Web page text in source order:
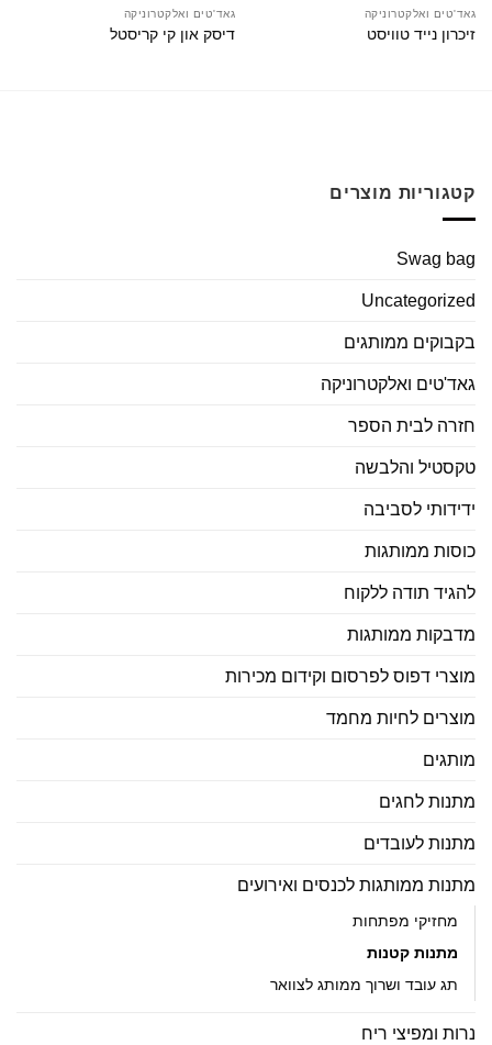
גאד'טים ואלקטרוניקה
זיכרון נייד טוויסט
גאד'טים ואלקטרוניקה
דיסק און קי קריסטל
קטגוריות מוצרים
Swag bag
Uncategorized
בקבוקים ממותגים
גאד'טים ואלקטרוניקה
חזרה לבית הספר
טקסטיל והלבשה
ידידותי לסביבה
כוסות ממותגות
להגיד תודה ללקוח
מדבקות ממותגות
מוצרי דפוס לפרסום וקידום מכירות
מוצרים לחיות מחמד
מותגים
מתנות לחגים
מתנות לעובדים
מתנות ממותגות לכנסים ואירועים
מחזיקי מפתחות
מתנות קטנות
תג עובד ושרוך ממותג לצוואר
נרות ומפיצי ריח